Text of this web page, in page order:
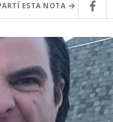
ESTA NOTA